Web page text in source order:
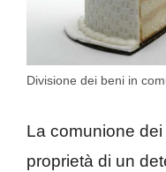
Divisione dei beni in
La comunione
proprietà di un